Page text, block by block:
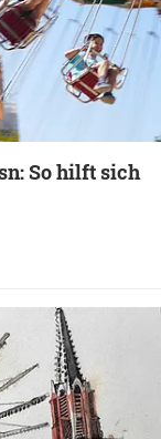
So hilft sich